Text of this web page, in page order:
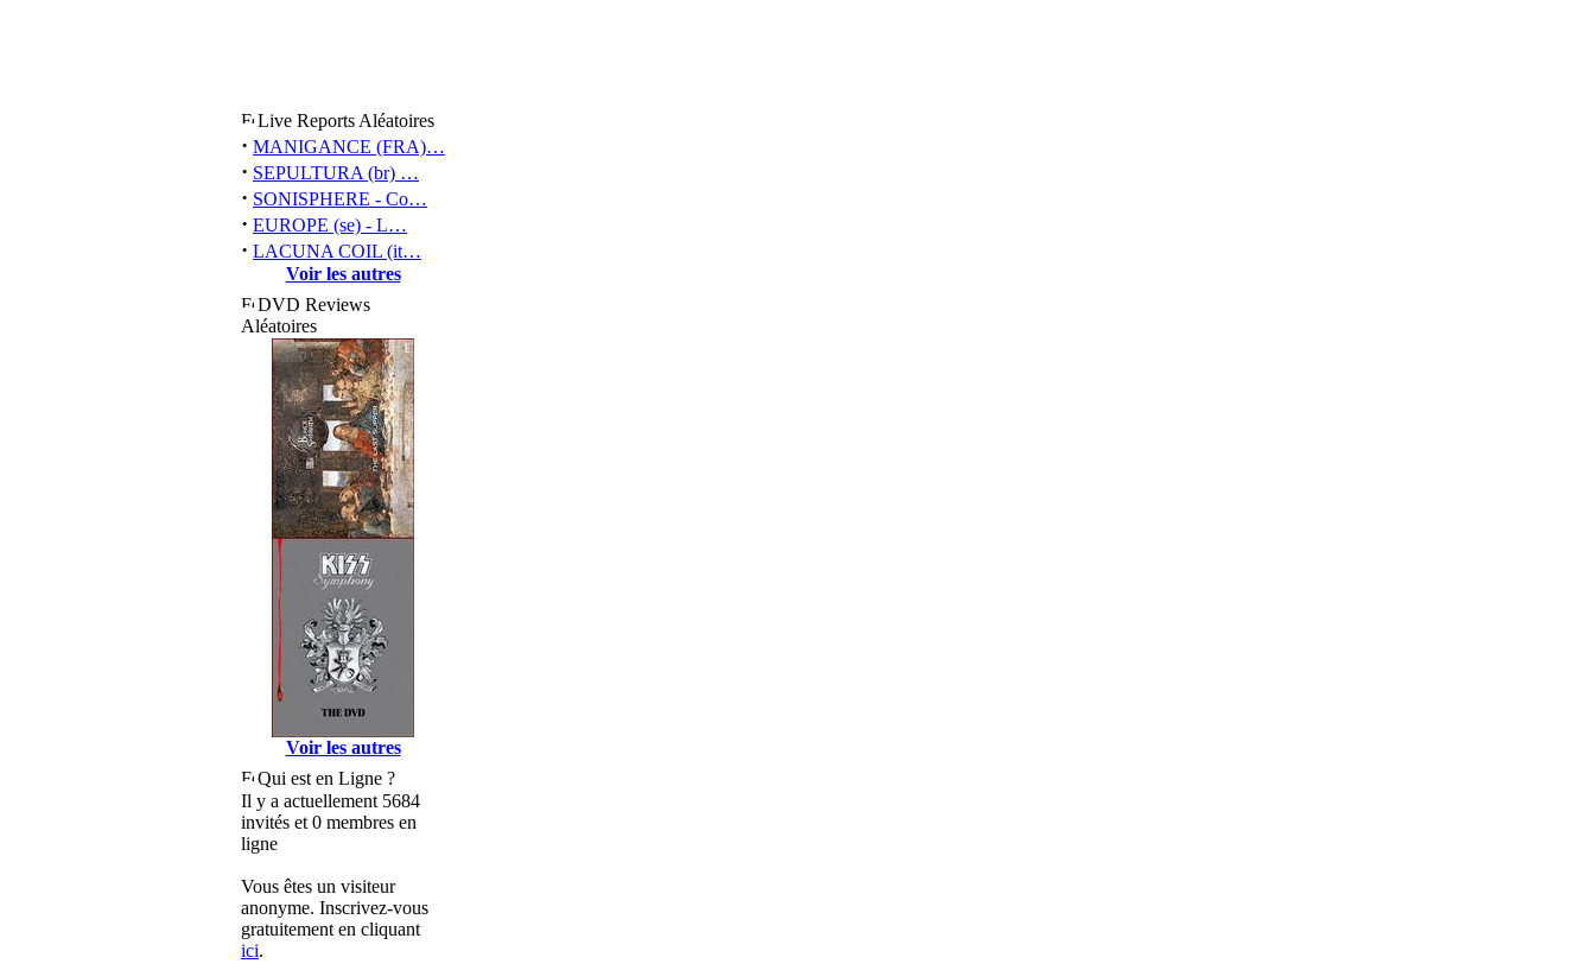
Live Reports Aléatoires
· MANIGANCE (FRA)…
· SEPULTURA (br) …
· SONISPHERE - Co…
· EUROPE (se) - L…
· LACUNA COIL (it…
Voir les autres
DVD Reviews
Aléatoires
Voir les autres
Qui est en Ligne ?
Il y a actuellement 5684
invités et 0 membres en
ligne
Vous êtes un visiteur
anonyme. Inscrivez-vous
gratuitement en cliquant
ici.